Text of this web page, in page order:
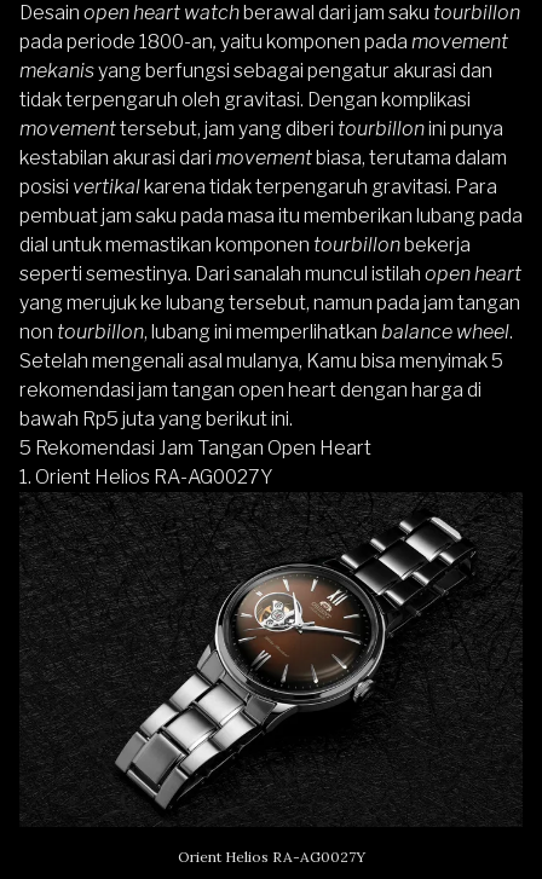
Desain open heart watchberawal dari jam saku tourbillon
pada periode 1800-an, yaitu komponen pada movement
mekanisyang berfungsi sebagai pengatur akurasi dan
tidak terpengaruh oleh gravitasi. Dengan komplikasi
movementtersebut, jam yang diberi tourbillonini punya
kestabilan akurasi dari movementbiasa, terutama dalam
posisi vertikalkarena tidak terpengaruh gravitasi. Para
pembuat jam saku pada masa itu memberikan lubang pada
dial untuk memastikan komponen tourbillonbekerja
seperti semestinya. Dari sanalah muncul istilah open heart
yang merujuk ke lubang tersebut, namun pada jam tangan
non tourbillon, lubang ini memperlihatkan balance wheel.
Setelah mengenali asal mulanya, Kamu bisa menyimak 5
rekomendasi jam tangan open heart dengan harga di
bawah Rp5 juta yang berikut ini.
5 Rekomendasi Jam Tangan Open Heart
1. Orient Helios RA-AG0027Y
Orient Helios RA-AG0027Y